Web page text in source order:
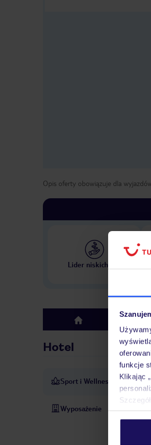
funkcje
Klikając
Opis oferty obowiązuje dla
Lider niskich cen
top
Hotel
Sport i Wellness
Wyposażenie
2006